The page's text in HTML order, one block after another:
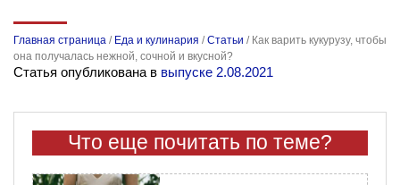
Главная страница / Еда и кулинария /Статьи / Как варить кукурузу, чтобы
она получалась нежной, сочной и вкусной?
Статья опубликована в выпуске 2.08.2021
Что еще почитать по теме?